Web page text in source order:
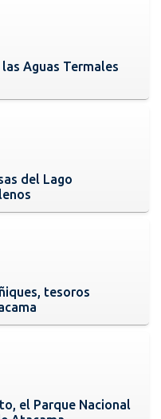
Aguas Termales
del Lago
tesoros
el Parque Nacional